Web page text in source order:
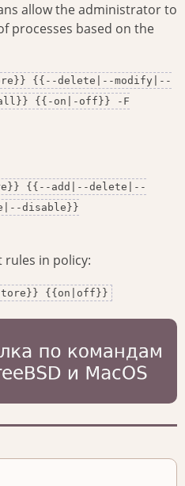
allow the administrator to
processes based on the
{{--delete|--modify|--
{{-on|-off}} -F
{{--add|--delete|--
disable}}
in policy:
{{on|off}}